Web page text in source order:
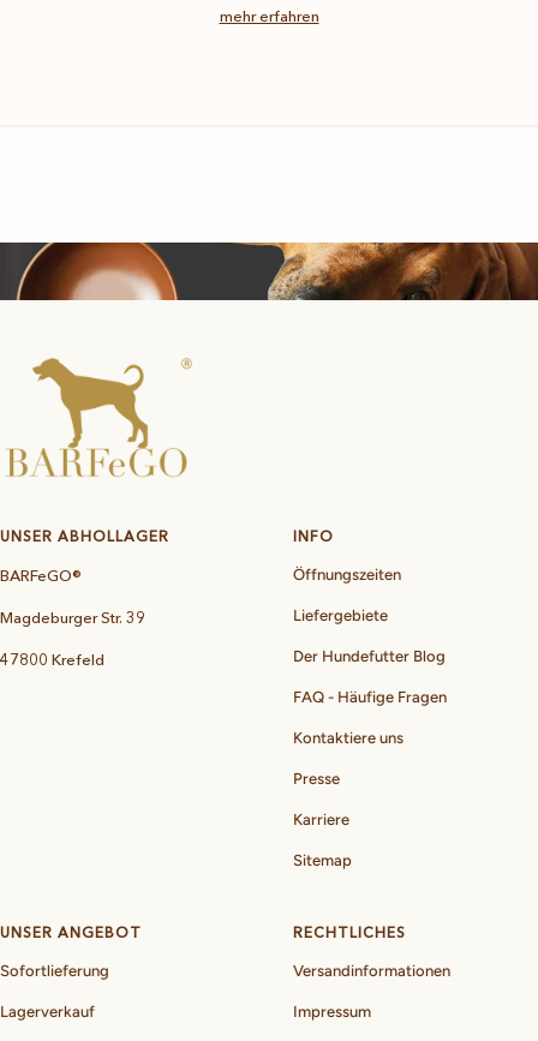
mehr erfahren
UNSER ABHOLLAGER
BARFeGO®
Magdeburger Str. 39
47800 Krefeld
INFO
Öffnungszeiten
Liefergebiete
Der Hundefutter Blog
FAQ - Häufige Fragen
Kontaktiere uns
Presse
Karriere
Sitemap
UNSER ANGEBOT
Sofortlieferung
Lagerverkauf
RECHTLICHES
Versandinformationen
Impressum